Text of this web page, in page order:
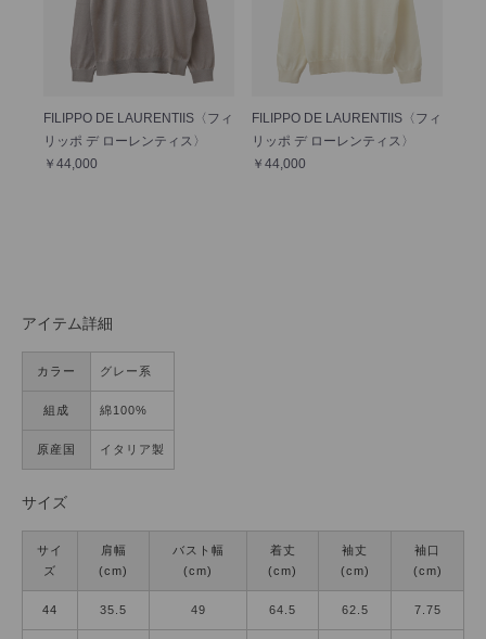
FILIPPO DE LAURENTIIS〈フィ
リッポ デ ローレンティス〉
￥44,000
FILIPPO DE LAURENTIIS〈フィ
リッポ デ ローレンティス〉
￥44,000
アイテム詳細
カラー グレー系
組成 綿100%
原産国 イタリア製
サイズ
サイ
ズ
肩幅
(cm)
バスト幅
(cm)
着丈
(cm)
袖丈
(cm)
袖口
(cm)
44 35.5 49 64.5 62.5 7.75